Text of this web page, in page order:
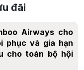
đãi
Airways cho
phục và gia hạn
cho toàn bộ hội